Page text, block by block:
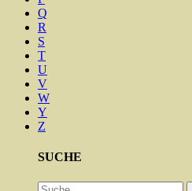
Q
R
S
T
U
V
W
Y
Z
SUCHE
Suche